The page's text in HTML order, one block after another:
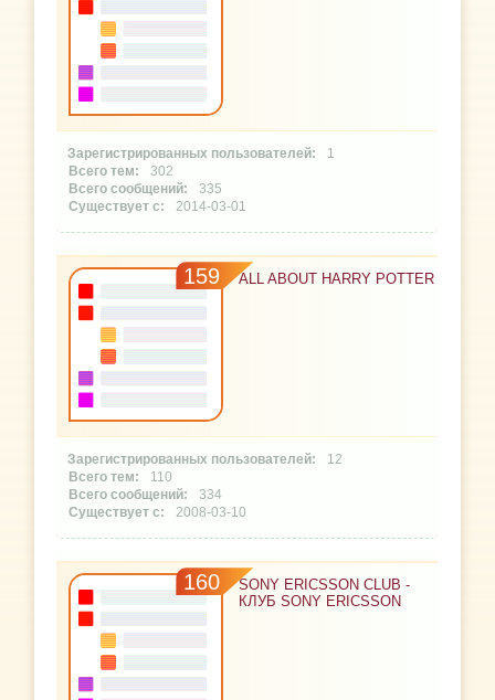
1
302
335
2014-03-01
159 ALL ABOUT HARRY POTTER
12
110
334
2008-03-10
160
SONY ERICSSON CLUB -
КЛУБ SONY ERICSSON